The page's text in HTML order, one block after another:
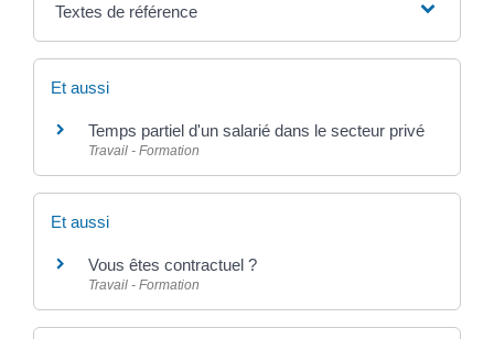
Textes de référence
Et aussi
Temps partiel d'un salarié dans le secteur privé
Travail - Formation
Et aussi
Vous êtes contractuel ?
Travail - Formation